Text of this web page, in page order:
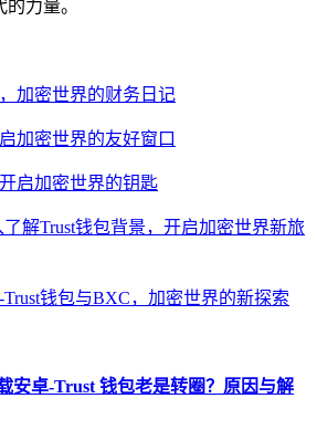
力量。
加密世界的财务日记
加密世界的友好窗口
启加密世界的钥匙
解Trust钱包背景，开启加密世界新旅
钱包与BXC，加密世界的新探索
安卓-Trust 钱包老是转圈？原因与解